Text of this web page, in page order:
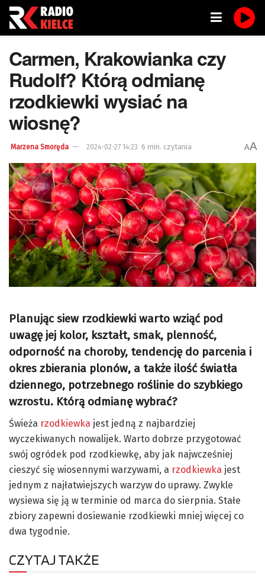
Carmen, Krakowianka czy
Rudolf? Którą odmianę
rzodkiewki wysiać na
wiosnę?
Marzena Smoręda 2024-02-27 14:23 6 min. czytania AA
Planując siew rzodkiewki warto wziąć pod
uwagę jej kolor, kształt, smak, plenność,
odporność na choroby, tendencję do parcenia i
okres zbierania plonów, a także ilość światła
dziennego, potrzebnego roślinie do szybkiego
wzrostu. Którą odmianę wybrać?
Świeża rzodkiewka jest jedną z najbardziej
wyczekiwanych nowalijek. Warto dobrze przygotować
swój ogródek pod rzodkiewkę, aby jak najwcześniej
cieszyć się wiosennymi warzywami, a rzodkiewka jest
jednym z najłatwiejszych warzyw do uprawy. Zwykle
wysiewa się ją w terminie od marca do sierpnia. Stałe
zbiory zapewni dosiewanie rzodkiewki mniej więcej co
dwa tygodnie.
CZYTAJ TAKŻE